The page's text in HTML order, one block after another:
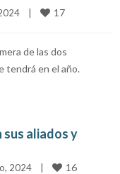
17
de las dos
tendrá en el año.
sus aliados y
2024 16